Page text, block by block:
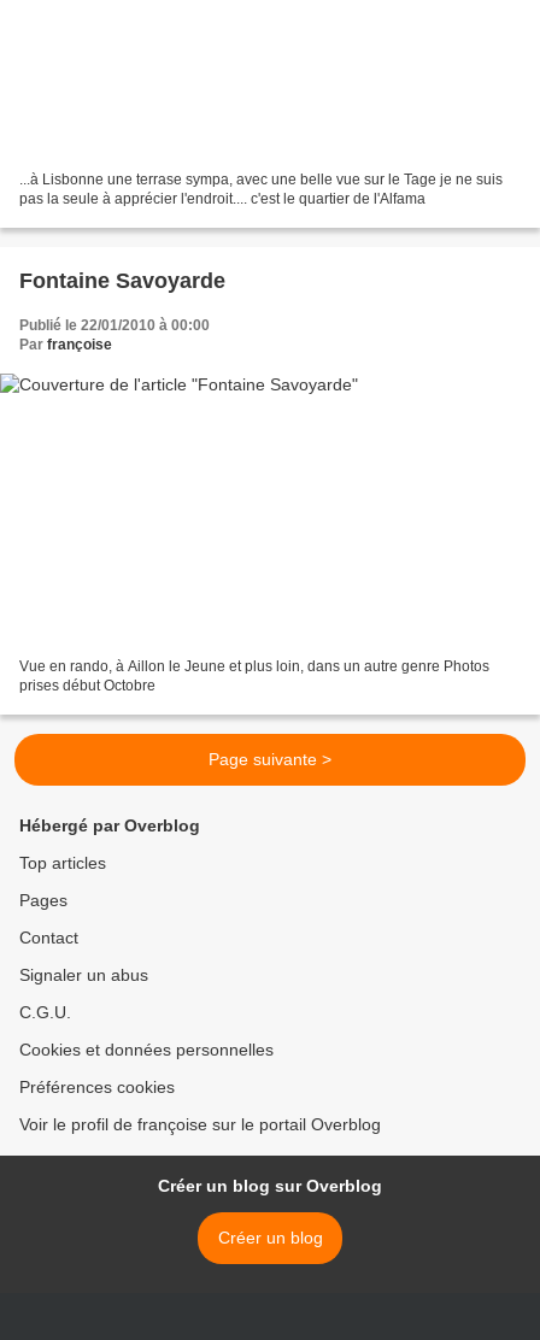
...à Lisbonne une terrase sympa, avec une belle vue sur le Tage je ne suis
pas la seule à apprécier l'endroit.... c'est le quartier de l'Alfama
Fontaine Savoyarde
Publié le 22/01/2010 à 00:00
Par françoise
Vue en rando, à Aillon le Jeune et plus loin, dans un autre genre Photos
prises début Octobre
Page suivante >
Hébergé par Overblog
Top articles
Pages
Contact
Signaler un abus
C.G.U.
Cookies et données personnelles
Préférences cookies
Voir le profil de françoise sur le portail Overblog
Créer un blog sur Overblog
Créer un blog